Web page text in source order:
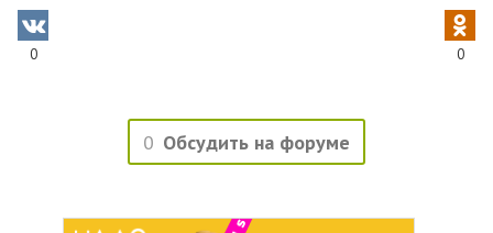
0 0
0 Обсудить на форуме